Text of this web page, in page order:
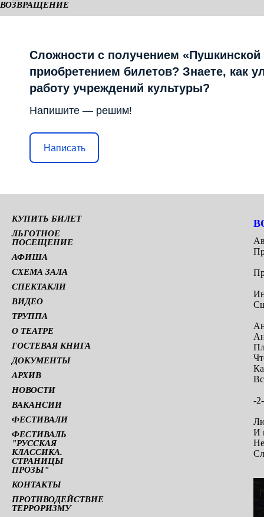
ВОЗВРАЩЕНИЕ
Сложности с получением «Пушкинской
приобретением билетов? Знаете, как
работу учреждений культуры?
Напишите — решим!
Написать
КУПИТЬ БИЛЕТ
ЛЬГОТНОЕ
ПОСЕЩЕНИЕ
АФИША
СХЕМА ЗАЛА
СПЕКТАКЛИ
ВИДЕО
ТРУППА
О ТЕАТРЕ
ГОСТЕВАЯ КНИГА
ДОКУМЕНТЫ
АРХИВ
НОВОСТИ
ВАКАНСИИ
ФЕСТИВАЛИ
ФЕСТИВАЛЬ
"РУССКАЯ
КЛАССИКА.
СТРАНИЦЫ
ПРОЗЫ"
КОНТАКТЫ
ПРОТИВОДЕЙСТВИЕ
ТЕРРОРИЗМУ
-2-
И